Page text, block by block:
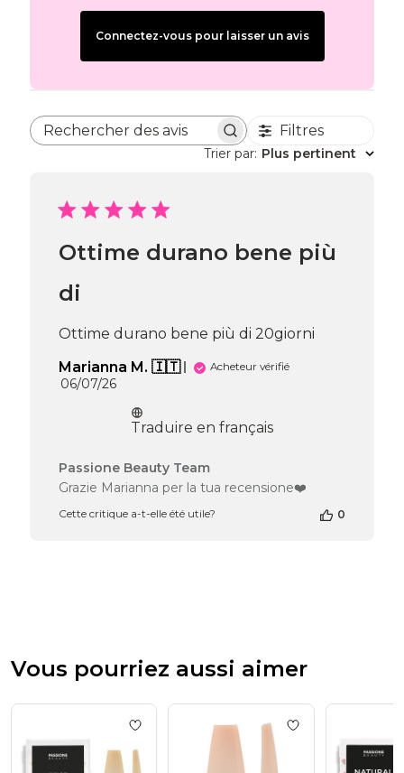
Connectez-vous pour laisser un avis
Rechercher des avisFiltres
Trier par: Plus pertinent
Ottime durano bene più
di
Ottime durano bene più di 20giorni
Marianna M. 🇮🇹
Acheteur vérifié
Date
publication
06/07/26
Traduire en français
Commentaires
du
de
du
Jul
30
2026
Passione Beauty Team
Grazie Marianna per la tua recensione❤️
Cette critique a-t-elle été utile? 0
Vous pourriez aussi aimer
Add to wishlist Capsules en gel Ballerine
Add to wishlist